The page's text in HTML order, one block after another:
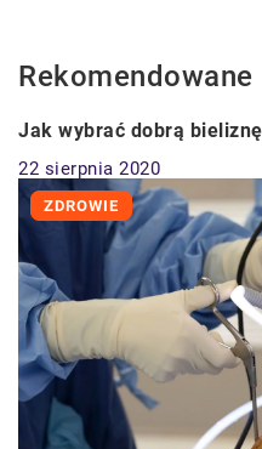
Rekomendowane
CZŁOWIEK I STYL
Jak wybrać dobrą
22 sierpnia 2020
ZDROWIE